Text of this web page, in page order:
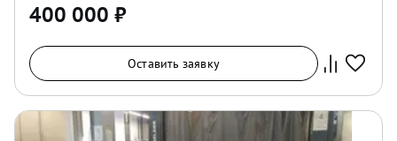
400 000 ₽
Оставить заявку